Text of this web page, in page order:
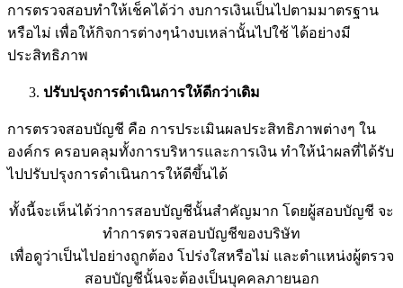
การตรวจสอบทำให้เช็คได้ว่า งบการเงินเป็นไปตามมาตรฐาน
หรือไม่ เพื่อให้กิจการต่างๆนำงบเหล่านั้นไปใช้ ได้อย่างมี
ประสิทธิภาพ
ปรับปรุงการดำเนินการให้ดีกว่าเดิม
การตรวจสอบบัญชี คือ การประเมินผลประสิทธิภาพต่างๆ ใน
องค์กร ครอบคลุมทั้งการบริหารและการเงิน ทำให้นำผลที่ได้รับ
ไปปรับปรุงการดำเนินการให้ดีขึ้นได้
ทั้งนี้จะเห็นได้ว่าการสอบบัญชีนั้นสำคัญมาก โดยผู้สอบบัญชี จะ
ทำการตรวจสอบบัญชีของบริษัท
เพื่อดูว่าเป็นไปอย่างถูกต้อง โปร่งใสหรือไม่ และตำแหน่งผู้ตรวจ
สอบบัญชีนั้นจะต้องเป็นบุคคลภายนอก